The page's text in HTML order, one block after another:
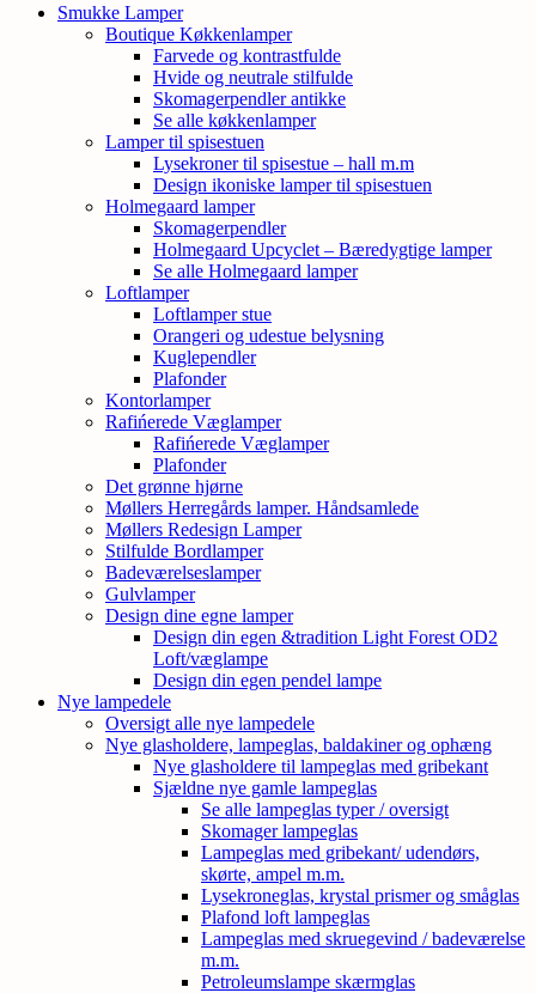
Smukke Lamper
Boutique Køkkenlamper
Farvede og kontrastfulde
Hvide og neutrale stilfulde
Skomagerpendler antikke
Se alle køkkenlamper
Lamper til spisestuen
Lysekroner til spisestue – hall m.m
Design ikoniske lamper til spisestuen
Holmegaard lamper
Skomagerpendler
Holmegaard Upcyclet – Bæredygtige lamper
Se alle Holmegaard lamper
Loftlamper
Loftlamper stue
Orangeri og udestue belysning
Kuglependler
Plafonder
Kontorlamper
Rafińerede Væglamper
Rafińerede Væglamper
Plafonder
Det grønne hjørne
Møllers Herregårds lamper. Håndsamlede
Møllers Redesign Lamper
Stilfulde Bordlamper
Badeværelseslamper
Gulvlamper
Design dine egne lamper
Design din egen &tradition Light Forest OD2
Loft/væglampe
Design din egen pendel lampe
Nye lampedele
Oversigt alle nye lampedele
Nye glasholdere, lampeglas, baldakiner og ophæng
Nye glasholdere til lampeglas med gribekant
Sjældne nye gamle lampeglas
Se alle lampeglas typer / oversigt
Skomager lampeglas
Lampeglas med gribekant/ udendørs,
skørte, ampel m.m.
Lysekroneglas, krystal prismer og småglas
Plafond loft lampeglas
Lampeglas med skruegevind / badeværelse
m.m.
Petroleumslampe skærmglas